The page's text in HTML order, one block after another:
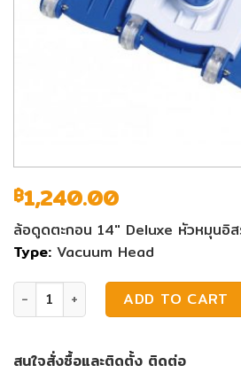
฿1,240.00
ล้อดูดตะกอน 14″ Deluxe หัวหมุนอิ
Type: Vacuum Head
ล้อดูดตะกอน 14" Deluxe Aquant
ADD TO CART
สนใจสั่งซื้อและติดตั้ง ติดต่อ